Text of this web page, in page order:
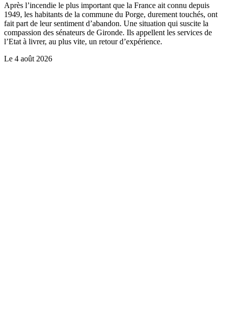
Après l’incendie le plus important que la France ait connu depuis
1949, les habitants de la commune du Porge, durement touchés, ont
fait part de leur sentiment d’abandon. Une situation qui suscite la
compassion des sénateurs de Gironde. Ils appellent les services de
l’Etat à livrer, au plus vite, un retour d’expérience.
Le 4 août 2026